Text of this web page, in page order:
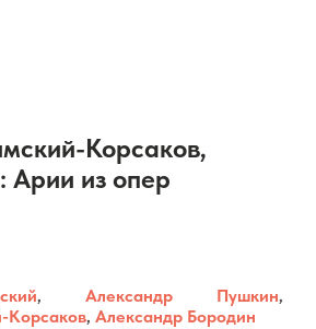
Корсаков,
Арии из опер
, Александр Пушкин,
Корсаков, Александр Бородин